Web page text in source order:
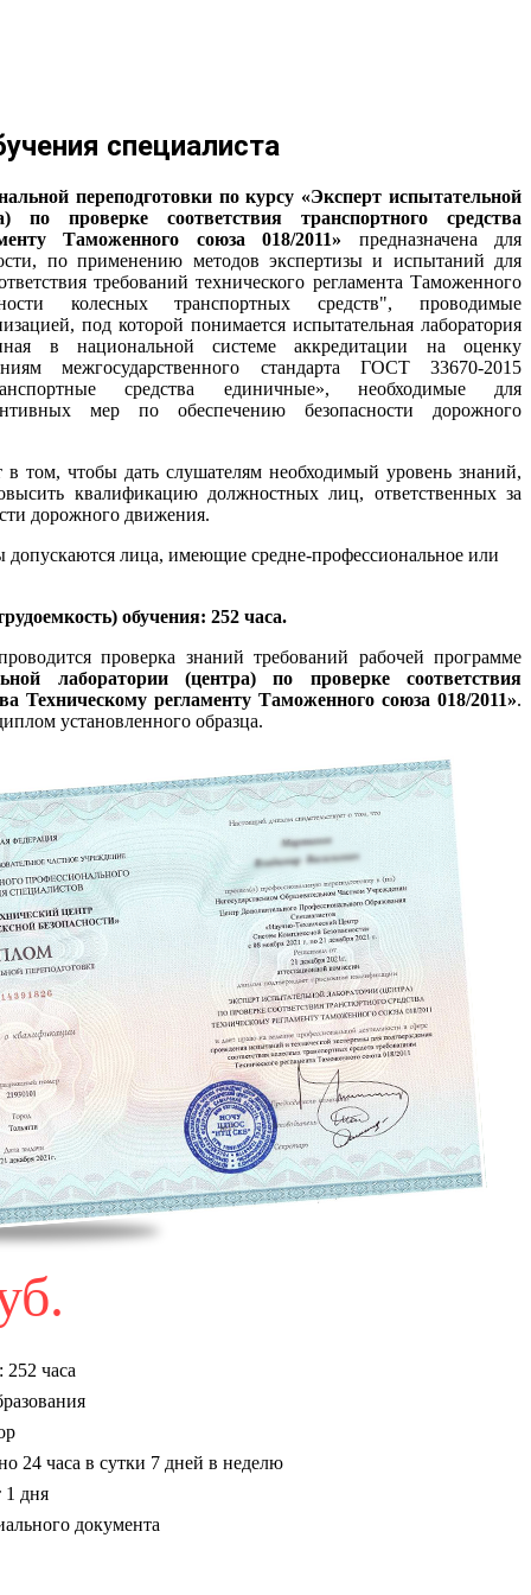
специалиста
переподготовки по курсу «Эксперт испытательной
по проверке соответствия транспортного средства
Таможенного союза 018/2011» предназначена для
по применению методов экспертизы и испытаний для
требований технического регламента Таможенного
колесных транспортных средств", проводимые
под которой понимается испытательная лаборатория
в национальной системе аккредитации на оценку
межгосударственного стандарта ГОСТ 33670-2015
средства единичные», необходимые для
мер по обеспечению безопасности дорожного
в том, чтобы дать слушателям необходимый уровень знаний,
квалификацию должностных лиц, ответственных за
дорожного движения.
лица, имеющие средне-профессиональное или
обучения: 252 часа.
проверка знаний требований рабочей программе
лаборатории (центра) по проверке соответствия
Техническому регламенту Таможенного союза 018/2011».
установленного образца.
часа
24 часа в сутки 7 дней в неделю
1 дня
документа